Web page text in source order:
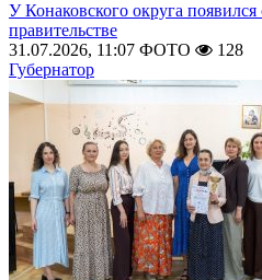
У Конаковского округа появился
правительстве
31.07.2026, 11:07 ФОТО
128
Губернатор